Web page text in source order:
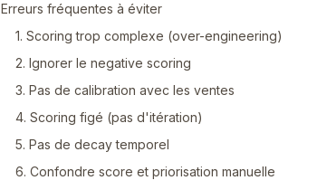
Erreurs fréquentes à éviter
1. Scoring trop complexe (over-engineering)
2. Ignorer le negative scoring
3. Pas de calibration avec les ventes
4. Scoring figé (pas d'itération)
5. Pas de decay temporel
6. Confondre score et priorisation manuelle